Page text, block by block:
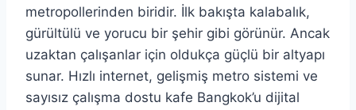
metropollerinden biridir. İlk bakışta kalabalık,
gürültülü ve yorucu bir şehir gibi görünür. Ancak
uzaktan çalışanlar için oldukça güçlü bir altyapı
sunar. Hızlı internet, gelişmiş metro sistemi ve
sayısız çalışma dostu kafe Bangkok’u dijital